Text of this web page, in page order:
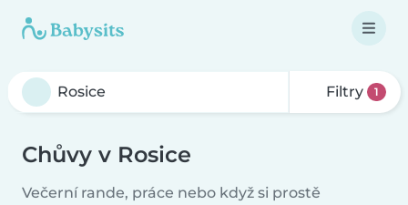
Filtry 1
Chůvy v Rosice
Večerní rande, práce nebo když si prostě